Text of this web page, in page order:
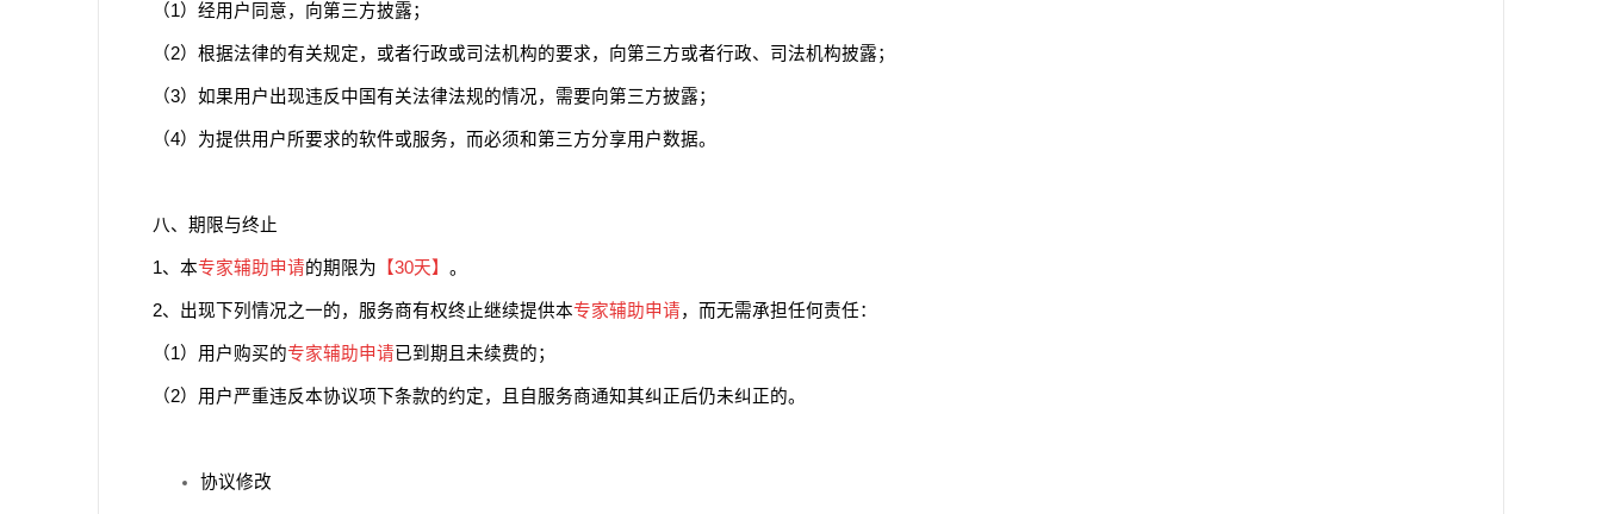
（1）经用户同意，向第三方披露；
（2）根据法律的有关规定，或者行政或司法机构的要求，向第三方或者行政、司法机构披露；
（3）如果用户出现违反中国有关法律法规的情况，需要向第三方披露；
（4）为提供用户所要求的软件或服务，而必须和第三方分享用户数据。
八、期限与终止
1、本专家辅助申请的期限为 【30天】 。
2、出现下列情况之一的，服务商有权终止继续提供本专家辅助申请，而无需承担任何责任：
（1）用户购买的专家辅助申请已到期且未续费的；
（2）用户严重违反本协议项下条款的约定，且自服务商通知其纠正后仍未纠正的。
协议修改